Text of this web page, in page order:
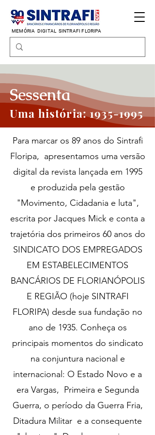
MEMÓRIA DIGITAL SINTRAFI FLORIPA
Sessenta
Uma história:1935-1995
Para marcar os 89 anos do Sintrafi
Floripa, apresentamos uma versão
digital da revista lançada em 1995
e produzida pela gestão
"Movimento, Cidadania e luta",
escrita por Jacques Mick e conta a
trajetória dos primeiros 60 anos do
SINDICATO DOS EMPREGADOS
EM ESTABELECIMENTOS
BANCÁRIOS DE FLORIANÓPOLIS
E REGIÃO (hoje SINTRAFI
FLORIPA) desde sua fundação no
ano de 1935. Conheça os
principais momentos do sindicato
na conjuntura nacional e
internacional: O Estado Novo e a
era Vargas, Primeira e Segunda
Guerra, o período da Guerra Fria,
Ditadura Militar e a consequente